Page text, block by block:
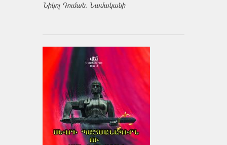
Նիկոլ Դուման. Նամականի